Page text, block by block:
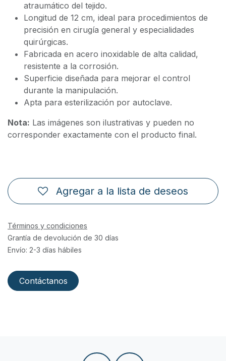
atraumático del tejido.
Longitud de 12 cm, ideal para procedimientos de
precisión en cirugía general y especialidades
quirúrgicas.
Fabricada en acero inoxidable de alta calidad,
resistente a la corrosión.
Superficie diseñada para mejorar el control
durante la manipulación.
Apta para esterilización por autoclave.
Nota: Las imágenes son ilustrativas y pueden no
corresponder exactamente con el producto final.
Agregar a la lista de deseos
Términos y condiciones
Grantía de devolución de 30 días
Envío: 2-3 días hábiles
Contáctanos